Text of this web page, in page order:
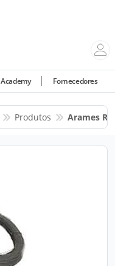
Academy Fornecedores
Produtos Arames